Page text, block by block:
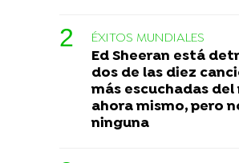
ÉXITOS MUNDIALES
Ed Sheeran está
dos de las diez
más escuchadas del
ahora mismo, pero
ninguna